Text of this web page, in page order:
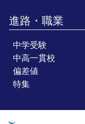
進路・職業
中学受験
中高一貫校
偏差値
特集